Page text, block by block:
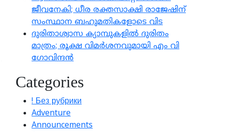
ജീവനേകി; ധീര രക്തസാക്ഷി രാജേഷിന്
സംസ്ഥാന ബഹുമതികളോടെ വിട
ദുരിതാശ്വാസ ക്യാമ്പുകളിൽ ദുരിതം
മാത്രം; രൂക്ഷ വിമർശനവുമായി എം വി
ഗോവിന്ദൻ
Categories
! Без рубрики
Adventure
Announcements